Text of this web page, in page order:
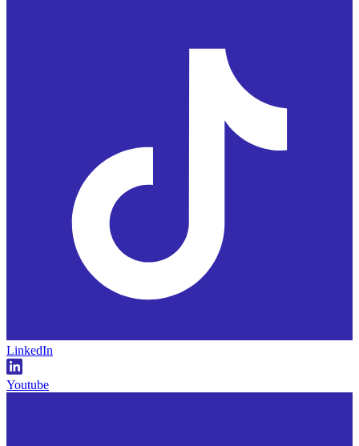
LinkedIn
Youtube